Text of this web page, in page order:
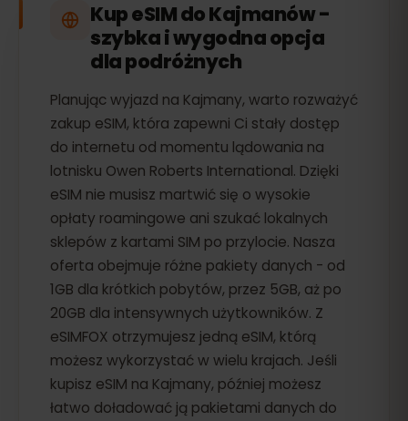
Kup eSIM do Kajmanów -
szybka i wygodna opcja
dla podróżnych
Planując wyjazd na Kajmany, warto rozważyć
zakup eSIM, która zapewni Ci stały dostęp
do internetu od momentu lądowania na
lotnisku Owen Roberts International. Dzięki
eSIM nie musisz martwić się o wysokie
opłaty roamingowe ani szukać lokalnych
sklepów z kartami SIM po przylocie. Nasza
oferta obejmuje różne pakiety danych - od
1GB dla krótkich pobytów, przez 5GB, aż po
20GB dla intensywnych użytkowników. Z
eSIMFOX otrzymujesz jedną eSIM, którą
możesz wykorzystać w wielu krajach. Jeśli
kupisz eSIM na Kajmany, później możesz
łatwo doładować ją pakietami danych do